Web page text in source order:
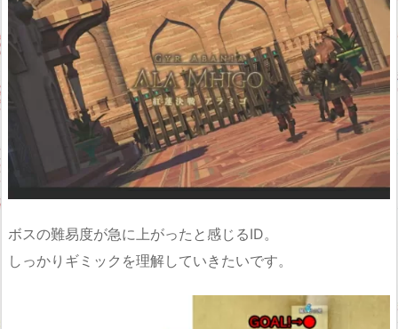
ボスの難易度が急に上がったと感じるID。
しっかりギミックを理解していきたいです。